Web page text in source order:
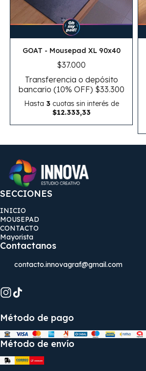
GOAT - Mousepad XL 90x40
$37.000
Transferencia o depósito
bancario (10% OFF) $33.300
Hasta 3cuotas sin interés de
$12.333,33
SECCIONES
INICIO
MOUSEPAD
CONTACTO
Mayorista
Contactanos
contacto.innovagraf@gmail.com
Método de pago
Método de envío